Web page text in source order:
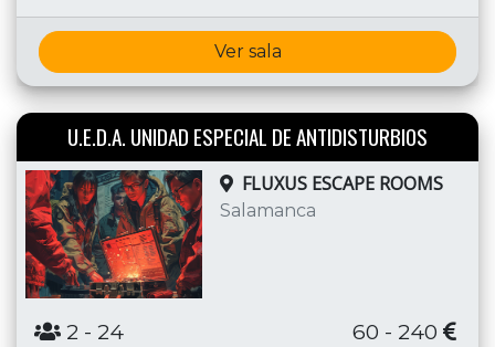
Ver sala
U.E.D.A. UNIDAD ESPECIAL DE ANTIDISTURBIOS
FLUXUS ESCAPE ROOMS
Salamanca
2 - 24 60 - 240